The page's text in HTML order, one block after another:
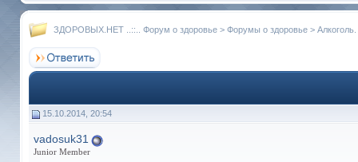
ЗДОРОВЫХ.НЕТ ..::.. Форум о здоровье > Форумы о здоровье >
15.10.2014, 20:54
vadosuk31
Junior Member